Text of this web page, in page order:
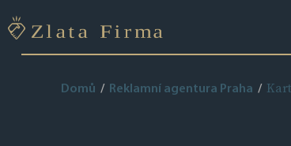
Domů Reklamní agentura Praha